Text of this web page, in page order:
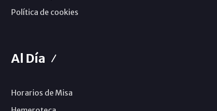
Política de cookies
Al Día
Horarios de Misa